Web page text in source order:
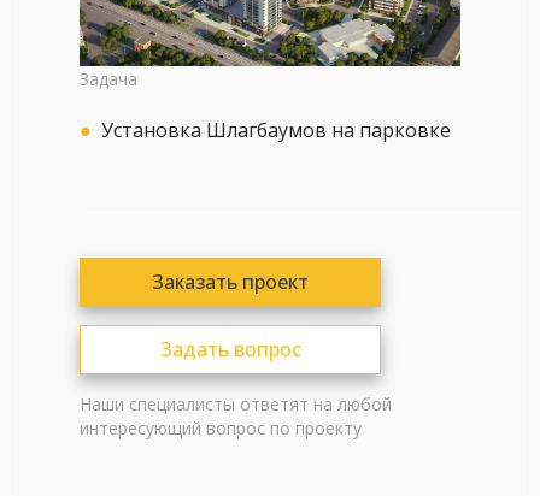
Задача
Установка Шлагбаумов на парковке
Заказать проект
Задать вопрос
Наши специалисты ответят на любой
интересующий вопрос по проекту